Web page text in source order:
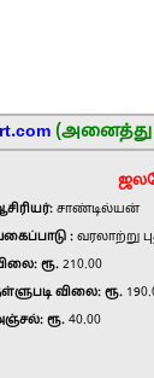
(அனைத்து
சாண்டில்யன்
:வரலாற்று
ரூ. 210.00
விலை: ரூ.
ரூ. 40.00